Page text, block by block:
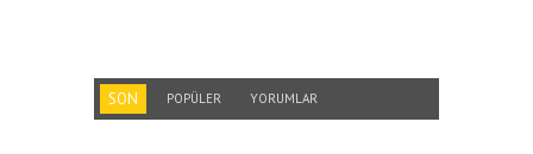
SON POPÜLER YORUMLAR